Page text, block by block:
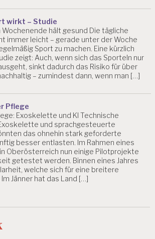
wirkt – Studie
Wochenende hält gesund Die tägliche
immer leicht – gerade unter der Woche
Sport zu machen. Eine kürzlich
zeigt: Auch, wenn sich das Sporteln nur
sinkt dadurch das Risiko für über
– zumindest dann, wenn man […]
Pflege
Exoskelette und KI Technische
und sprachgesteuerte
das ohnehin stark geforderte
besser entlasten. Im Rahmen eines
Oberösterreich nun einige Pilotprojekte
getestet werden. Binnen eines Jahres
welche sich für eine breitere
Jänner hat das Land […]